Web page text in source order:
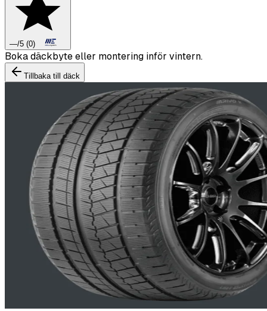
—/5 (0)
Boka däckbyte eller montering inför vintern.
Tillbaka till däck